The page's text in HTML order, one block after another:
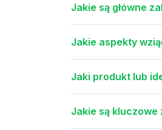
Jakie są główne
Jakie aspekty
Jaki produkt lub
Jakie są